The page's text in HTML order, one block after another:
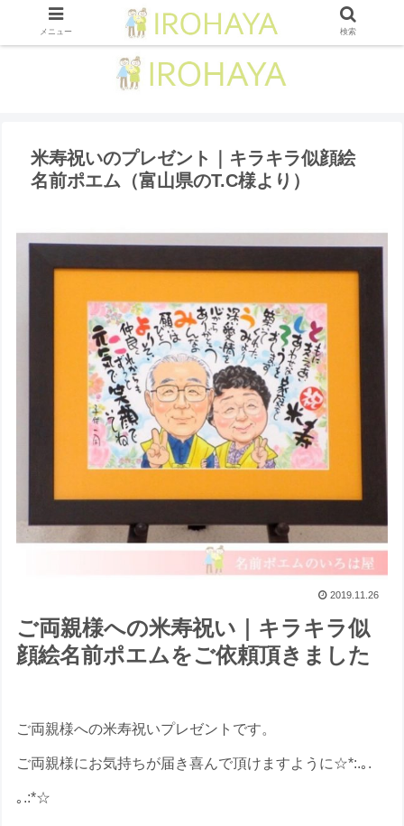
米寿祝いのプレゼント｜キラキラ似顔絵
名前ポエム（富山県のT.C様より ）
2019.11.26
ご両親様への米寿祝い｜キラキラ似
顔絵名前ポエムをご依頼頂きました
ご両親様への米寿祝いプレゼントです。
ご両親様にお気持ちが届き喜んで頂けますように☆*:.｡.
｡.:*☆
メニュー 検索